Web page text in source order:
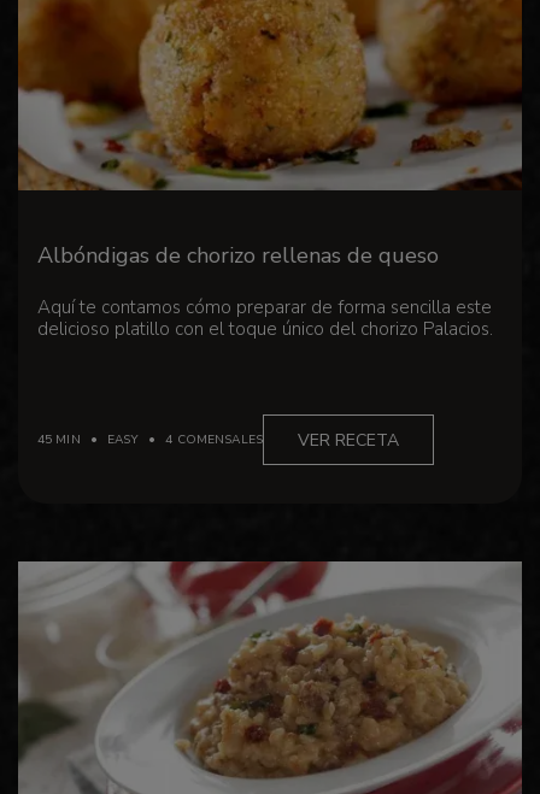
Albóndigas de chorizo ​​rellenas de queso
Aquí te contamos cómo preparar de forma sencilla este
delicioso platillo con el toque único del chorizo ​​Palacios.
45 MIN EASY 4 COMENSALES VER RECETA